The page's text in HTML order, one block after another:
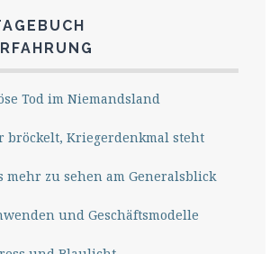
Tod im Niemandsland
bröckelt, Kriegerdenkmal steht
mehr zu sehen am Generalsblick
und Geschäftsmodelle